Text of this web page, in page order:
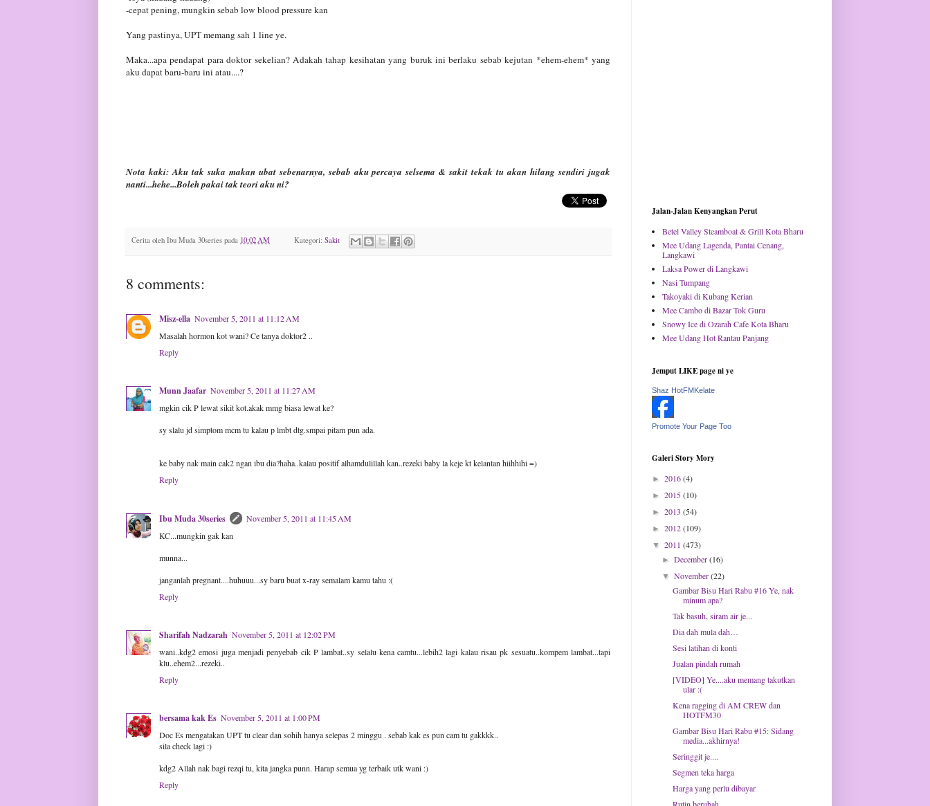
-cepat pening, mungkin sebab low blood pressure kan
Yang pastinya, UPT memang sah 1 line ye.
Maka...apa pendapat para doktor sekelian? Adakah tahap kesihatan yang buruk ini berlaku sebab kejutan *ehem-ehem* yang
aku dapat baru-baru ini atau....?
Nota kaki: Aku tak suka makan ubat sebenarnya, sebab aku percaya selsema & sakit tekak tu akan hilang sendiri jugak
nanti...hehe...Boleh pakai tak teori aku ni?
Cerita oleh Ibu Muda 30series pada 10:02 AM Kategori:Sakit
8 comments:
Misz-ella November 5, 2011 at 11:12 AM
Masalah hormon kot wani? Ce tanya doktor2 ..
Reply
Munn Jaafar November 5, 2011 at 11:27 AM
mgkin cik P lewat sikit kot.akak mmg biasa lewat ke?
sy slalu jd simptom mcm tu kalau p lmbt dtg.smpai pitam pun ada.
ke baby nak main cak2 ngan ibu dia?haha..kalau positif alhamdulillah kan..rezeki baby la keje kt kelantan hiihhihi =)
Reply
Ibu Muda 30series
November 5, 2011 at 11:45 AM
KC...mungkin gak kan
munna...
janganlah pregnant....huhuuu...sy baru buat x-ray semalam kamu tahu :(
Reply
Sharifah Nadzarah November 5, 2011 at 12:02 PM
wani..kdg2 emosi juga menjadi penyebab cik P lambat..sy selalu kena camtu...lebih2 lagi kalau risau pk sesuatu..kompem lambat...tapi
klu..ehem2...rezeki..
Reply
bersama kak Es November 5, 2011 at 1:00 PM
Doc Es mengatakan UPT tu clear dan sohih hanya selepas 2 minggu . sebab kak es pun cam tu gakkkk..
sila check lagi :)
kdg2 Allah nak bagi rezqi tu, kita jangka punn. Harap semua yg terbaik utk wani :)
Reply
Jalan-Jalan Kenyangkan Perut
Betel Valley Steamboat & Grill Kota Bharu
Mee Udang Lagenda, Pantai Cenang,
Langkawi
Laksa Power di Langkawi
Nasi Tumpang
Takoyaki di Kubang Kerian
Mee Cambo di Bazar Tok Guru
Snowy Ice di Ozarah Cafe Kota Bharu
Mee Udang Hot Rantau Panjang
Jemput LIKE page ni ye
Shaz HotFMKelate
Promote Your Page Too
Galeri Story Mory
► 2016(4)
► 2015(10)
► 2013 (54)
► 2012(109)
▼ 2011 (473)
►December(16)
▼November(22)
Gambar Bisu Hari Rabu #16 Ye, nak
minum apa?
Tak basuh, siram air je...
Dia dah mula dah…
Sesi latihan di konti
Jualan pindah rumah
[VIDEO] Ye....aku memang takutkan
ular :(
Kena ragging di AM CREW dan
HOTFM30
Gambar Bisu Hari Rabu #15: Sidang
media...akhirnya!
Seringgit je....
Segmen teka harga
Harga yang perlu dibayar